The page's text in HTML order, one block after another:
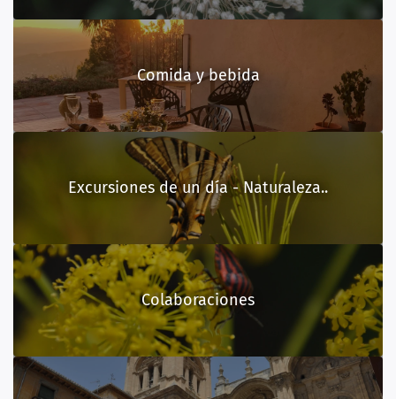
Excursiones de un día - Naturaleza..
Comida y bebida
Colaboraciones